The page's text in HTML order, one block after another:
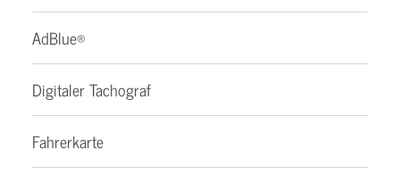
AdBlue®
Digitaler Tachograf
Fahrerkarte